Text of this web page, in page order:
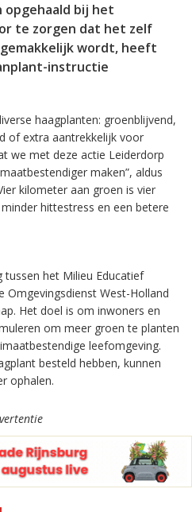
opgehaald bij het
te zorgen dat het zelf
wordt, heeft
instructie
haagplanten: groenblijvend,
of extra aantrekkelijk voor
we met deze actie Leiderdorp
maken”, aldus
kilometer aan groen is vier
hittestress en een betere
tussen het Milieu Educatief
Omgevingsdienst West-Holland
Het doel is om inwoners en
om meer groen te planten
leefomgeving.
besteld hebben, kunnen
ophalen.